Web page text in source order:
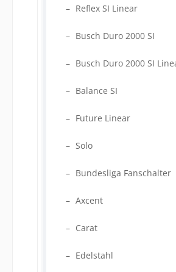
Reflex SI Linear
Busch Duro 2000 SI
Busch Duro 2000 SI
Balance SI
Future Linear
Solo
Bundesliga Fanschalter
Axcent
Carat
Edelstahl